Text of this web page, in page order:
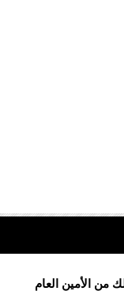
من الأمين العام